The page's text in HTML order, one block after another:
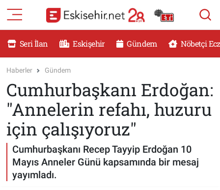
Seri İlan Eskişehir Gündem Nöbetçi
Haberler Gündem
Cumhurbaşkanı Erdoğan:
"Annelerin refahı, huzuru
için çalışıyoruz"
Cumhurbaşkanı Recep Tayyip Erdoğan 10
Mayıs Anneler Günü kapsamında bir mesaj
yayımladı.
RESMİ İLANLAR
DÜNYA
SAĞLIK
MAGAZİN
KADIN
Eskişehir Nöbetçi Eczaneler
Eskişehir Namaz Vakitleri
Eskişehir Trafik Yoğunluk Haritası
Süper Lig Puan Durumu ve Fikstür
Tüm Manşetler